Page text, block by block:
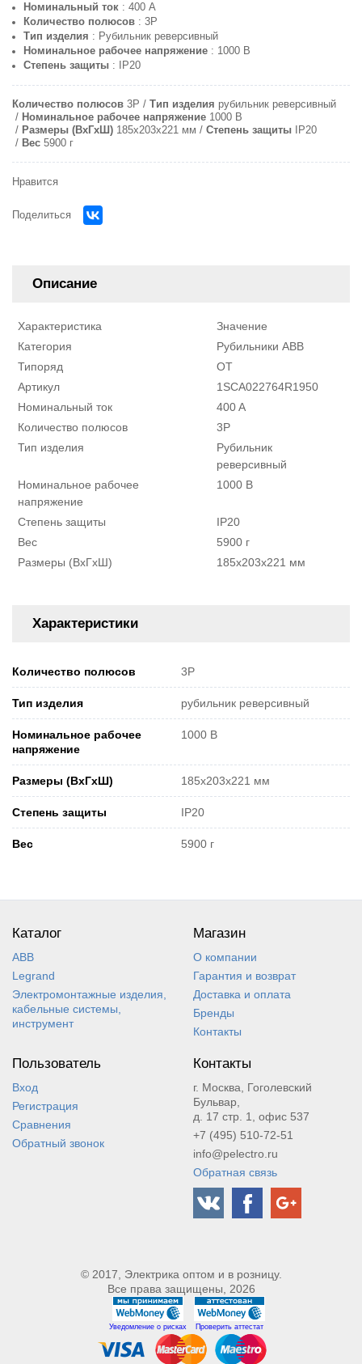
Номинальный ток: 400 A
Количество полюсов: 3P
Тип изделия : Рубильник реверсивный
Номинальное рабочее напряжение: 1000 В
Степень защиты: IP20
Количество полюсов 3P Тип изделия рубильник реверсивный
Номинальное рабочее напряжение 1000 В
Размеры (ВхГхШ) 185x203x221 мм Степень защиты
IP20
Вес 5900 г
Нравится
Поделиться
Описание
Характеристика
Значение
Категория
Рубильники ABB
Типоряд
OT
Артикул
1SCA022764R1950
Номинальный ток
400 A
Количество полюсов
3P
Тип изделия
Рубильник
реверсивный
Номинальное рабочее
напряжение
1000 В
Степень защиты
IP20
Вес
5900 г
Размеры (ВxГxШ)
185x203x221 мм
Характеристики
Количество полюсов 3P
Тип изделия рубильник реверсивный
Номинальное рабочее
напряжение
1000 В
Размеры (ВхГхШ) 185x203x221 мм
Степень защиты IP20
Вес 5900 г
Каталог
ABB
Legrand
Электромонтажные изделия,
кабельные системы,
инструмент
Магазин
О компании
Гарантия и возврат
Доставка и оплата
Бренды
Контакты
Пользователь
Вход
Регистрация
Сравнения
Обратный звонок
Контакты
г. Москва, Гоголевский
Бульвар,
д. 17 стр. 1, офис 537
+7 (495) 510-72-51
info@pelectro.ru
Обратная связь
© 2017, Электрика оптом и в розницу.
Все права защищены, 2026
Уведомление о рисках Проверить аттестат